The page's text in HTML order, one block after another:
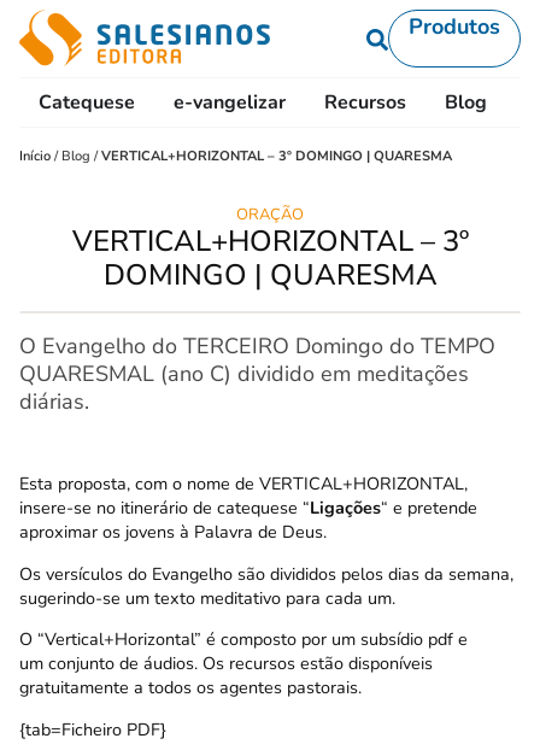
Produtos
Catequese e-vangelizar Recursos Blog
Início / Blog /VERTICAL+HORIZONTAL – 3º DOMINGO | QUARESMA
ORAÇÃO
VERTICAL+HORIZONTAL – 3º
DOMINGO | QUARESMA
O Evangelho do TERCEIRO Domingo do TEMPO
QUARESMAL (ano C) dividido em meditações
diárias.
Esta proposta, com o nome de VERTICAL+HORIZONTAL,
insere-se no itinerário de catequese “Ligações“ e pretende
aproximar os jovens à Palavra de Deus.
Os versículos do Evangelho são divididos pelos dias da semana,
sugerindo-se um texto meditativo para cada um.
O “Vertical+Horizontal” é composto por um subsídio pdf e
um conjunto de áudios. Os recursos estão disponíveis
gratuitamente a todos os agentes pastorais.
{tab=Ficheiro PDF}